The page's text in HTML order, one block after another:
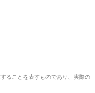
ることを表すものであり、実際の